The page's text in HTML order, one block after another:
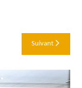
Suivant